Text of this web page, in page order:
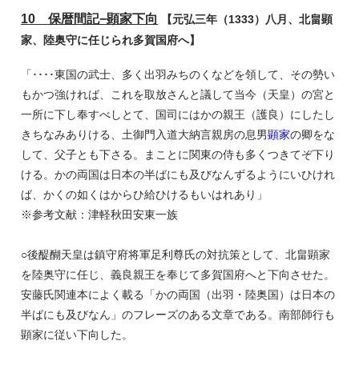
10 保暦間記−顕家下向
【元弘三年（1333）八月、北畠顕
家、陸奥守に任じられ多賀国府へ】
「････東国の武士、多く出羽みちのくなどを領して、その勢い
もかつ強ければ、これを取放さんと議して当今（天皇）の宮と
一所に下し奉すべしとて、国司にはかの親王（護良）にしたし
きちなみありける、土御門入道大納言親房の息男顕家の卿をな
して、父子とも下さる。まことに関東の侍も多くつきてぞ下り
ける。かの両国は日本の半ばにも及びなんずるようにいひけれ
ば、かくの如くはからひ給ひけるもいはれあり」
※参考文献：津軽秋田安東一族
○後醍醐天皇は鎮守府将軍足利尊氏の対抗策として、北畠顕家
を陸奥守に任じ、義良親王を奉じて多賀国府へと下向させた。
安藤氏関連本によく載る「かの両国（出羽・陸奥国）は日本の
半ばにも及びなん」のフレーズのある文章である。南部師行も
顕家に従い下向した。